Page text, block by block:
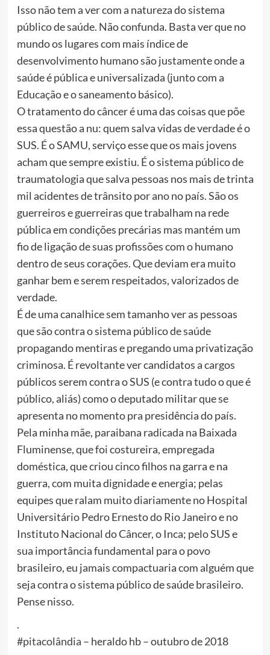
Isso não tem a ver com a natureza do sistema
público de saúde. Não confunda. Basta ver que no
mundo os lugares com mais índice de
desenvolvimento humano são justamente onde a
saúde é pública e universalizada (junto com a
Educação e o saneamento básico).
O tratamento do câncer é uma das coisas que põe
essa questão a nu: quem salva vidas de verdade é o
SUS. É o SAMU, serviço esse que os mais jovens
acham que sempre existiu. É o sistema público de
traumatologia que salva pessoas nos mais de trinta
mil acidentes de trânsito por ano no país. São os
guerreiros e guerreiras que trabalham na rede
pública em condições precárias mas mantém um
fio de ligação de suas profissões com o humano
dentro de seus corações. Que deviam era muito
ganhar bem e serem respeitados, valorizados de
verdade.
É de uma canalhice sem tamanho ver as pessoas
que são contra o sistema público de saúde
propagando mentiras e pregando uma privatização
criminosa. É revoltante ver candidatos a cargos
públicos serem contra o SUS (e contra tudo o que é
público, aliás) como o deputado militar que se
apresenta no momento pra presidência do país.
Pela minha mãe, paraibana radicada na Baixada
Fluminense, que foi costureira, empregada
doméstica, que criou cinco filhos na garra e na
guerra, com muita dignidade e energia; pelas
equipes que ralam muito diariamente no Hospital
Universitário Pedro Ernesto do Rio Janeiro e no
Instituto Nacional do Câncer, o Inca; pelo SUS e
sua importância fundamental para o povo
brasileiro, eu jamais compactuaria com alguém que
seja contra o sistema público de saúde brasileiro.
Pense nisso.
.
#pitacolândia – heraldo hb – outubro de 2018